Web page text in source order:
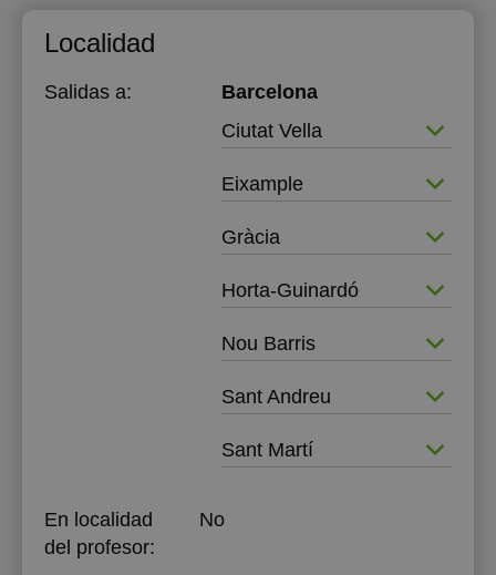
Localidad
Salidas a:
Barcelona
Ciutat Vella
Eixample
Gràcia
Horta-Guinardó
Nou Barris
Sant Andreu
Sant Martí
En localidad
del profesor:
No